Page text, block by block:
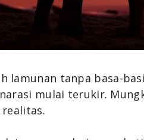
lamunan tanpa basa-
mulai terukir.